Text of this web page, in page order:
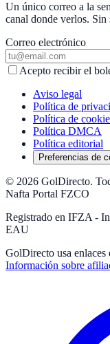
Un único correo a la
canal donde verlos. Sin
Correo electrónico
Acepto recibir el
Aviso legal
Política de
Política de
Política DMCA
Política editorial
Preferencias de
© 2026 GolDirecto.
Nafta Portal FZCO
Registrado en IFZA -
EAU
GolDirecto usa
Información sobre